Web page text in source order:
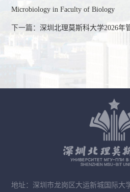
Microbiology in Faculty of Biology
下一篇：深圳北理莫斯科大学2026年
地址：深圳市龙岗区大运新城国际大